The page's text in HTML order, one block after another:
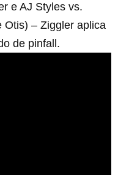
e AJ Styles vs.
Otis) – Ziggler aplica
de pinfall.